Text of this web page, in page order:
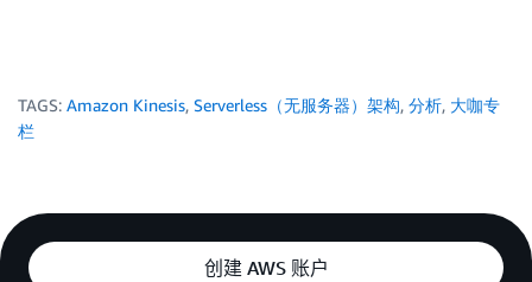
TAGS: Amazon Kinesis, Serverless（无服务器）架构, 分析, 大咖专
栏
创建 AWS 账户